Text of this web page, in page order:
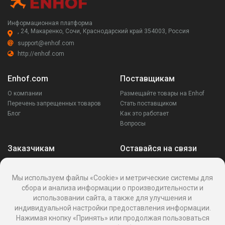
Информационная платформа
, 24, Макаренко, Сочи, Краснодарский край 354003, Россия
support@enhof.com
http://enhof.com
Enhof.com
О компании
Перечень запрещенных товаров
Блог
Поставщикам
Размещайте товары на Enhof
Стать поставщиком
Как это работает
Вопросы
Заказчикам
Ваши запросы
Написать поставщику
Написать в поддержку
Реквизиты
Оставайся на связи
Мы используем файлы «Cookie» и метрические системы для
сбора и анализа информации о производительности и
использовании сайта, а также для улучшения и
индивидуальной настройки предоставления информации.
Нажимая кнопку «Принять» или продолжая пользоваться